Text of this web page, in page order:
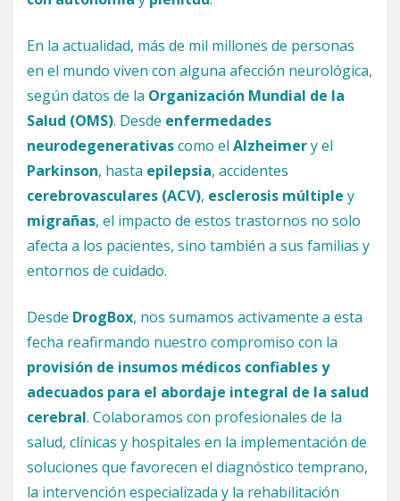
En la actualidad, más de mil millones de personas
en el mundo viven con alguna afección neurológica,
según datos de la Organización Mundial de la
Salud (OMS). Desde enfermedades
neurodegenerativascomo el Alzheimery el
Parkinson, hasta epilepsia, accidentes
cerebrovasculares (ACV), esclerosis múltiple y
migrañas, el impacto de estos trastornos no solo
afecta a los pacientes, sino también a sus familias y
entornos de cuidado.
Desde DrogBox, nos sumamos activamente a esta
fecha reafirmando nuestro compromiso con la
provisión de insumos médicos confiables y
adecuados para el abordaje integral de la salud
cerebral. Colaboramos con profesionales de la
salud, clínicas y hospitales en la implementación de
soluciones que favorecen el diagnóstico temprano,
la intervención especializada y la rehabilitación